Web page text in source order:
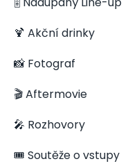
🍹 Akční drinky
📸 Fotograf
🎬 Aftermovie
🎤 Rozhovory
🎟️ Soutěže o vstupy